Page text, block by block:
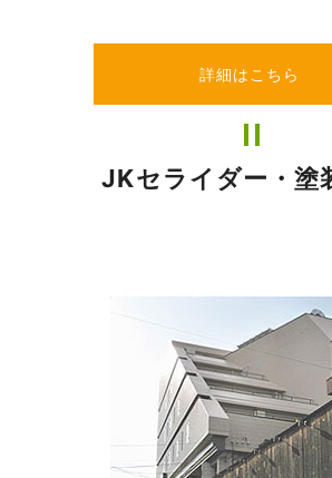
詳細はこちら
JKセライダー・塗